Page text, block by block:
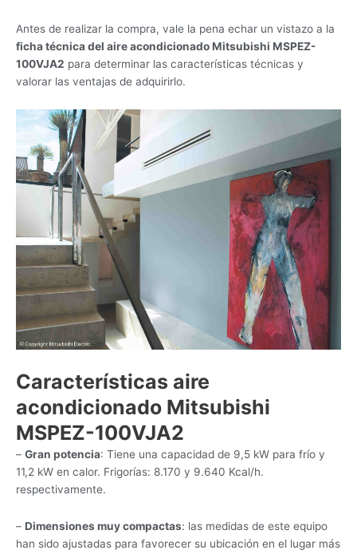
Antes de realizar la compra, vale la pena echar un vistazo a la
ficha técnica del aire acondicionado Mitsubishi MSPEZ-
100VJA2 para determinar las características técnicas y
valorar las ventajas de adquirirlo.
Características aire
acondicionado Mitsubishi
MSPEZ-100VJA2
– Gran potencia: Tiene una capacidad de 9,5 kW para frío y
11,2 kW en calor. Frigorías: 8.170 y 9.640 Kcal/h.
respectivamente.
– Dimensiones muy compactas: las medidas de este equipo
han sido ajustadas para favorecer su ubicación en el lugar más